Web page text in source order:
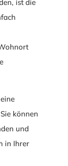
ist die
können
und
in Ihrer